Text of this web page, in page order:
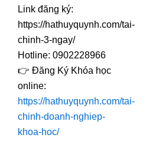
Link đăng ký:
https://hathuyquynh.com/tai-
chinh-3-ngay/
Hotline: 0902228966
👉 Đăng Ký Khóa học
online:
https://hathuyquynh.com/tai-
chinh-doanh-nghiep-
khoa-hoc/